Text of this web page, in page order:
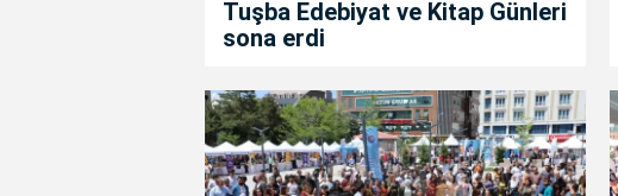
Tuşba Edebiyat ve Kitap Günleri
sona erdi